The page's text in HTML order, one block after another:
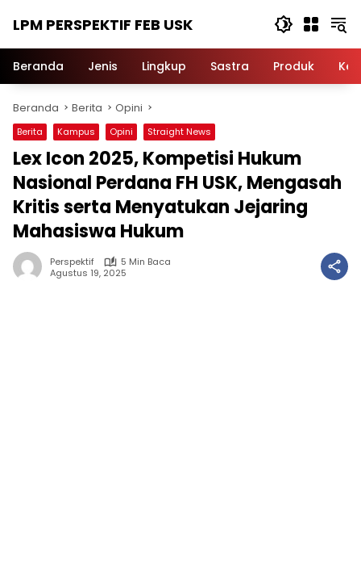
LPM PERSPEKTIF FEB USK
Beranda Jenis Lingkup Sastra Produk
Beranda Berita Opini
Berita Kampus Opini Straight News
Lex Icon 2025, Kompetisi Hukum
Nasional Perdana FH USK, Mengasah
Kritis serta Menyatukan Jejaring
Mahasiswa Hukum
Perspektif
5 Min Baca
Agustus 19, 2025